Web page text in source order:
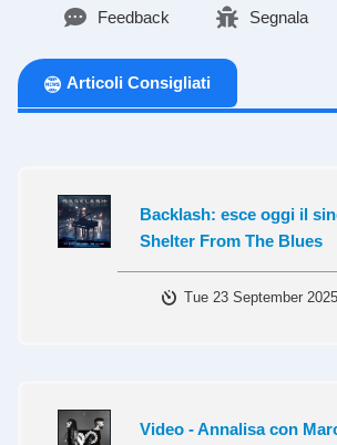
Feedback Segnala
Articoli Consigliati
Backlash: esce oggi il
Shelter From The Blues
Tue 23 September 2025
Video - Annalisa con